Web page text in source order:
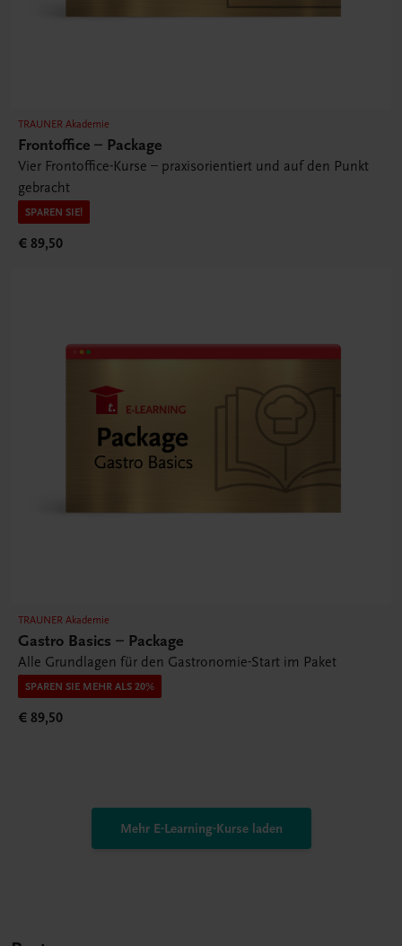
TRAUNER Akademie
Frontoffice – Package
Vier Frontoffice-Kurse – praxisorientiert und auf den Punkt
gebracht
SPAREN SIE!
€ 89,50
TRAUNER Akademie
Gastro Basics – Package
Alle Grundlagen für den Gastronomie-Start im Paket
SPAREN SIE MEHR ALS 20%
€ 89,50
Mehr E-Learning-Kurse laden